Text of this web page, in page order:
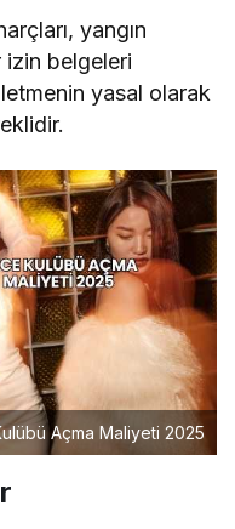
yangın
izin belgeleri
yasal olarak
Açma Maliyeti 2025